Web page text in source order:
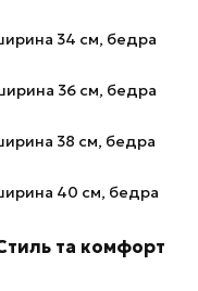
34 см, бедра
36 см, бедра
38 см, бедра
40 см, бедра
та комфорт